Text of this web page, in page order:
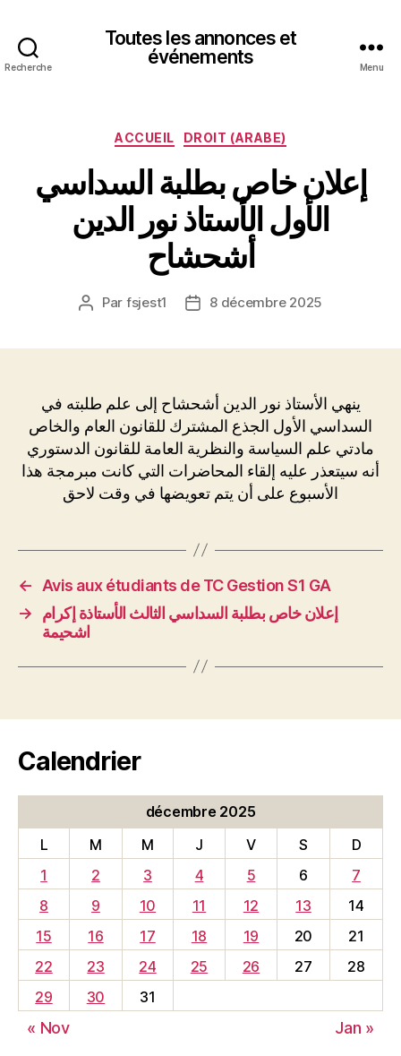
Recherche
Toutes les annonces et
événements
Menu
Catégories
ACCUEIL DROIT (ARABE)
إعلان خاص بطلبة السداسي
الأول الأستاذ نور الدين
أشحشاح
Auteur
Par fsjest1
Date8 décembre 2025
ينهي الأستاذ نور الدين أشحشاح إلى علم طلبته في
السداسي الأول الجذع المشترك للقانون العام والخاص
مادتي علم السياسة والنظرية العامة للقانون الدستوري
أنه سيتعذر عليه إلقاء المحاضرات التي كانت مبرمجة هذا
الأسبوع على أن يتم تعويضها في وقت لاحق
←
Avis aux étudiants de TC Gestion S1 GA
→
إعلان خاص بطلبة السداسي الثالث الأستاذة إكرام
اشحيمة
Calendrier
décembre 2025
L
M M J V S
D
1
2 3 4 5 6
7
8
9 10 11 12 13
14
15
16 17 18 19 20
21
22
23 24 25 26 27
28
29
30 31
« Nov Jan »